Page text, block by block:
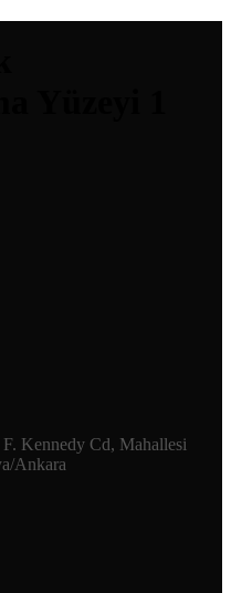
Kennedy Cd, Mahallesi
Ankara